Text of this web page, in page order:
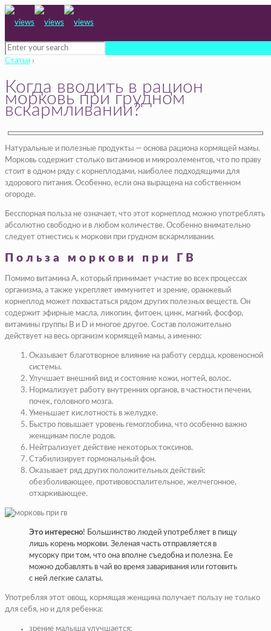
Статьи ›
Когда вводить в рацион
морковь при грудном
вскармливании?
Натуральные и полезные продукты — основа рациона кормящей мамы.
Морковь содержит столько витаминов и микроэлементов, что по праву
стоит в одном ряду с корнеплодами, наиболее подходящими для
здорового питания. Особенно, если она выращена на собственном
огороде.
Бесспорная польза не означает, что этот корнеплод можно употреблять
абсолютно свободно и в любом количестве. Особенно внимательно
следует отнестись к моркови при грудном вскармливании.
Польза моркови при ГВ
Помимо витамина А, который принимает участие во всех процессах
организма, а также укрепляет иммунитет и зрение, оранжевый
корнеплод может похвастаться рядом других полезных веществ. Он
содержит эфирные масла, ликопин, фитоен, цинк, магний, фосфор,
витамины группы B и D и многое другое. Состав положительно
действует на весь организм кормящей мамы, а именно:
Оказывает благотворное влияние на работу сердца, кровеносной
системы.
Улучшает внешний вид и состояние кожи, ногтей, волос.
Нормализует работу внутренних органов, в частности печени,
почек, головного мозга.
Уменьшает кислотность в желудке.
Быстро повышает уровень гемоглобина, что особенно важно
женщинам после родов.
Нейтрализует действие некоторых токсинов.
Стабилизирует гормональный фон.
Оказывает ряд других положительных действий:
обезболивающее, противовоспалительное, желчегонное,
отхаркивающее.
Это интересно! Большинство людей употребляет в пищу
лишь корень моркови. Зеленая часть отправляется в
мусорку при том, что она вполне съедобна и полезна. Ее
можно добавлять в чай во время заваривания или готовить
с ней легкие салаты.
Употребляя этот овощ, кормящая женщина получает пользу не только
для себя, но и для ребенка:
зрение малыша улучшается;